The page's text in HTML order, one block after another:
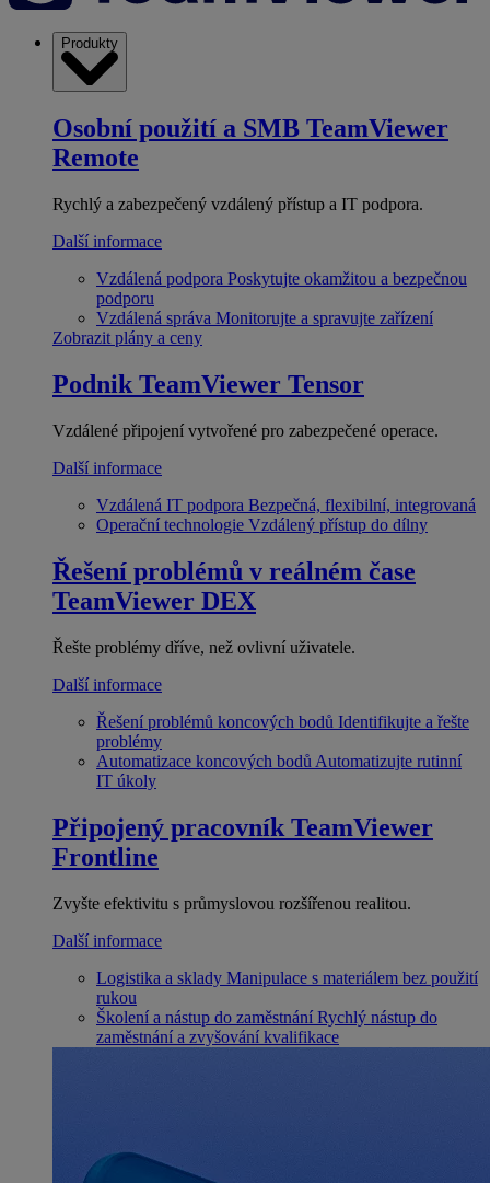
Produkty
Osobní použití a SMB TeamViewer
Remote
Rychlý a zabezpečený vzdálený přístup a IT podpora.
Další informace
Vzdálená podpora Poskytujte okamžitou a bezpečnou
podporu
Vzdálená správa Monitorujte a spravujte zařízení
Zobrazit plány a ceny
Podnik TeamViewer Tensor
Vzdálené připojení vytvořené pro zabezpečené operace.
Další informace
Vzdálená IT podpora Bezpečná, flexibilní, integrovaná
Operační technologie Vzdálený přístup do dílny
Řešení problémů v reálném čase
TeamViewer DEX
Řešte problémy dříve, než ovlivní uživatele.
Další informace
Řešení problémů koncových bodů Identifikujte a řešte
problémy
Automatizace koncových bodů Automatizujte rutinní
IT úkoly
Připojený pracovník TeamViewer
Frontline
Zvyšte efektivitu s průmyslovou rozšířenou realitou.
Další informace
Logistika a sklady Manipulace s materiálem bez použití
rukou
Školení a nástup do zaměstnání Rychlý nástup do
zaměstnání a zvyšování kvalifikace